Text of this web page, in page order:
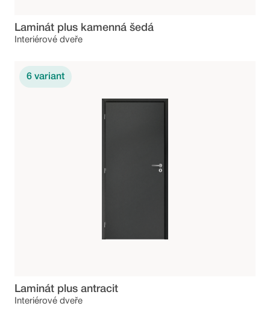
Laminát plus kamenná šedá
Interiérové dveře
Laminát plus antracit
Interiérové dveře
6 variant